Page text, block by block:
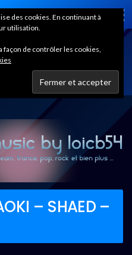
– SHAED –
des cookies. En continuant à
utilisation.
façon de contrôler les cookies,